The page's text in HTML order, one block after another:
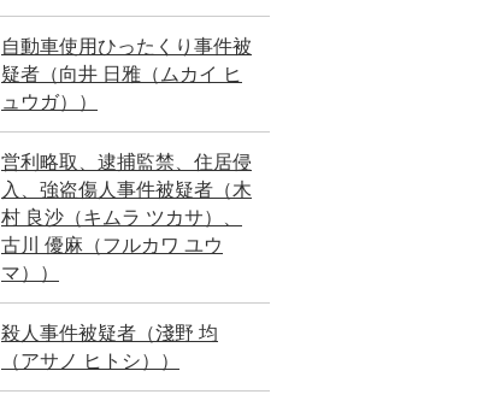
自動車使用ひったくり事件被
疑者（向井 日雅（ムカイ ヒ
ュウガ））
営利略取、逮捕監禁、住居侵
入、強盗傷人事件被疑者（木
村 良沙（キムラ ツカサ）、
古川 優麻（フルカワ ユウ
マ））
殺人事件被疑者（淺野 均
（アサノ ヒトシ））